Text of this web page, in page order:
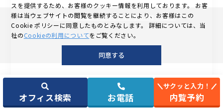
オフィス検索 お電話
サクッと入力！
内覧予約
©東京の格安個室レンタルオフィスなら天翔オフィス
スを提供するため、お客様のクッキー情報を利用しております。
お客
様は当ウェブサイトの閲覧を継続することにより、お客様はこの
Cookie ポリシーに同意したものとみなします。
詳細については、当
社のCookieの利用についてをご覧ください。
同意する